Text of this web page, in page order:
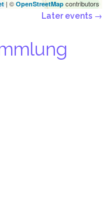
| © OpenStreetMap contributors
Later events →